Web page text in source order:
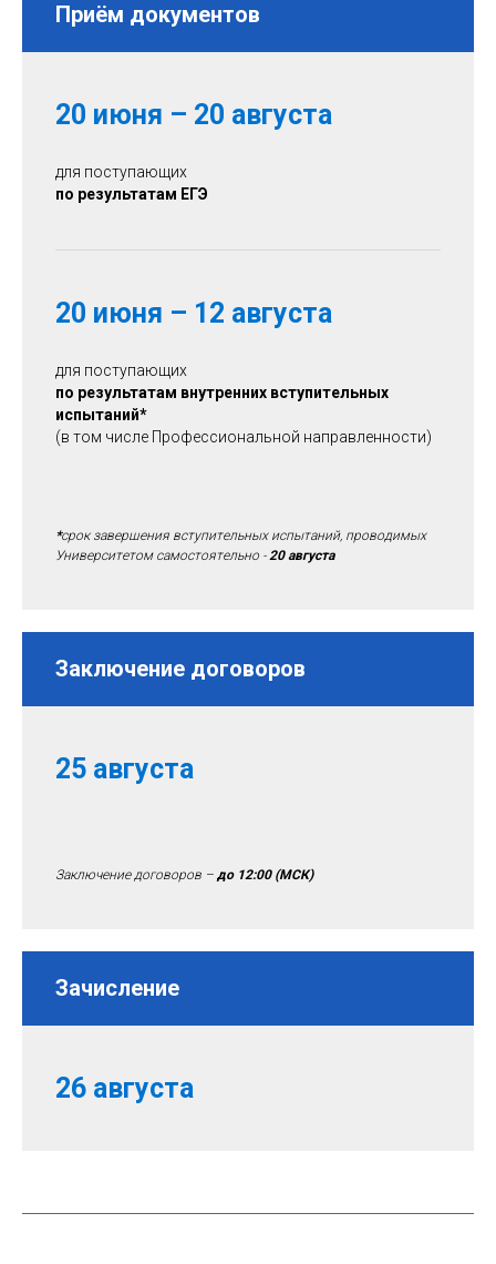
Приём документов
20 июня – 20 августа
для поступающих
по результатам ЕГЭ
20 июня – 12 августа
для поступающих
по результатам внутренних вступительных
испытаний*
(в том числе Профессиональной направленности)
*срок завершения вступительных испытаний, проводимых
Университетом самостоятельно -20 августа
Заключение договоров
25 августа
Заключение договоров – до 12:00 (МСК)
Зачисление
26 августа